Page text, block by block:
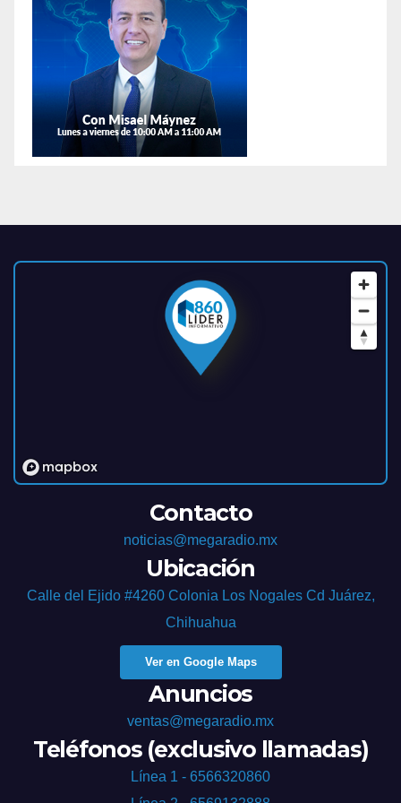
Contacto
noticias@megaradio.mx
Ubicación
Calle del Ejido #4260 Colonia Los Nogales Cd Juárez,
Chihuahua
Ver en Google Maps
Anuncios
ventas@megaradio.mx
Teléfonos (exclusivo llamadas)
Línea 1 - 6566320860